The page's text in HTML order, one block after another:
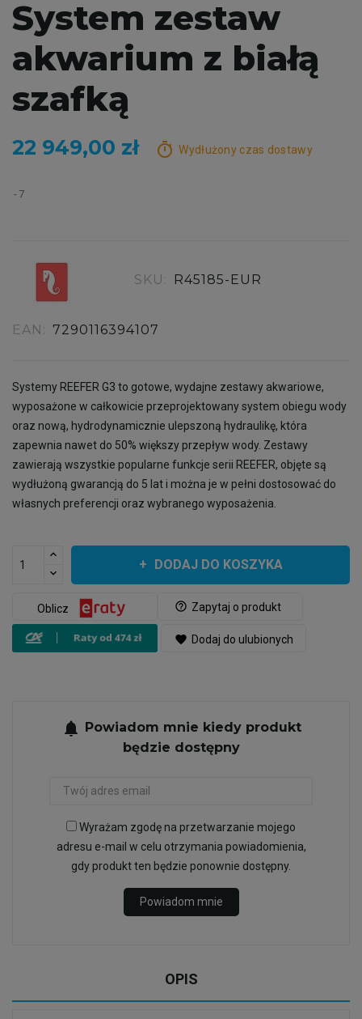
System zestaw
akwarium z białą
szafką
22 949,00 zł timer Wydłużony czas dostawy
7
SKU: R45185-EUR
EAN: 7290116394107
Systemy REEFER G3 to gotowe, wydajne zestawy akwariowe,
wyposażone w całkowicie przeprojektowany system obiegu wody
oraz nową, hydrodynamicznie ulepszoną hydraulikę, która
zapewnia nawet do 50% większy przepływ wody. Zestawy
zawierają wszystkie popularne funkcje serii REEFER, objęte są
wydłużoną gwarancją do 5 lat i można je w pełni dostosować do
własnych preferencji oraz wybranego wyposażenia.
DODAJ DO KOSZYKA
help_outline Zapytaj o produkt
Oblicz
favorite Dodaj do ulubionych
notifications Powiadom mnie kiedy produkt
będzie dostępny
Wyrażam zgodę na przetwarzanie mojego
adresu e-mail w celu otrzymania powiadomienia,
gdy produkt ten będzie ponownie dostępny.
Powiadom mnie
OPIS